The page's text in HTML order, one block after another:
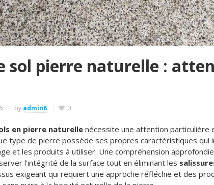
sol pierre naturelle :
by admin6 0
en pierre naturelle nécessite une attention particulière
type de pierre possède ses propres caractéristiques qui
et les produits à utiliser. Une compréhension
l’intégrité de la surface tout en éliminant les
exigeant qui requiert une approche réfléchie et des